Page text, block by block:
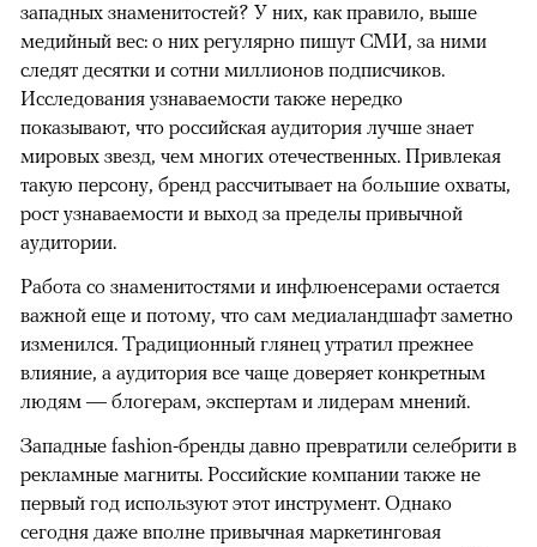
западных знаменитостей? У них, как правило, выше
медийный вес: о них регулярно пишут СМИ, за ними
следят десятки и сотни миллионов подписчиков.
Исследования узнаваемости также нередко
показывают, что российская аудитория лучше знает
мировых звезд, чем многих отечественных. Привлекая
такую персону, бренд рассчитывает на большие охваты,
рост узнаваемости и выход за пределы привычной
аудитории.
Работа со знаменитостями и инфлюенсерами остается
важной еще и потому, что сам медиаландшафт заметно
изменился. Традиционный глянец утратил прежнее
влияние, а аудитория все чаще доверяет конкретным
людям — блогерам, экспертам и лидерам мнений.
Западные fashion-бренды давно превратили селебрити в
рекламные магниты. Российские компании также не
первый год используют этот инструмент. Однако
сегодня даже вполне привычная маркетинговая